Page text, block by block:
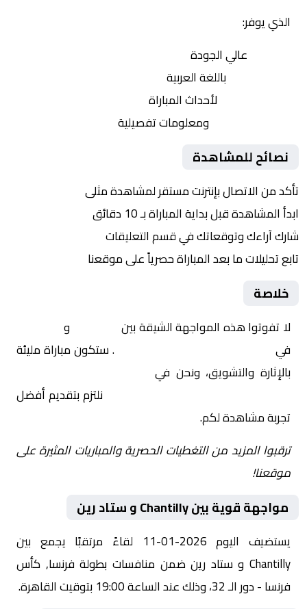
الذي يوفر:
عالي الجودة
باللغة العربية
لأحداث المباراة
ومعلومات تفصيلية
نصائح للمشاهدة
تأكد من الاتصال بإنترنت مستقر لمشاهدة مثلى
ابدأ المشاهدة قبل بداية المباراة بـ 10 دقائق
شارك آراءك وتوقعاتك في قسم التعليقات
تابع تحليلات ما بعد المباراة حصرياً على موقعنا
خلاصة
لا تفوتوا هذه المواجهة الشيقة بين و
في
. ستكون مباراة مليئة
بالإثارة والتشويق، ونحن في
نلتزم بتقديم أفضل
تجربة مشاهدة لكم.
ترقبوا المزيد من التغطيات الحصرية والمباريات المثيرة على
موقعنا!
مواجهة قوية بين Chantilly و ستاد رين
يستضيف اليوم 2026-01-11 لقاءً مرتقبًا يجمع بين
Chantilly و ستاد رين ضمن منافسات بطولة فرنسا, كأس
فرنسا - دور الـ 32، وذلك عند الساعة 19:00 بتوقيت القاهرة.